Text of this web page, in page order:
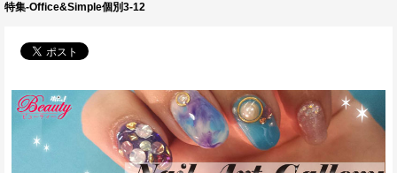
特集-Office&Simple個別3-12